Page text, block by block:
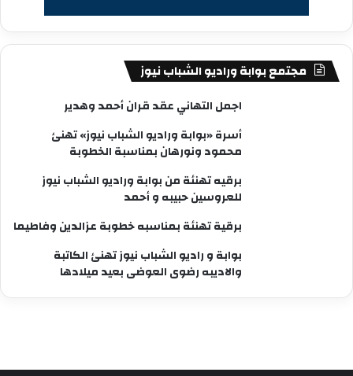
مجتمع بوابة وراديو الشباب نيوز
اجمل التهاني عقد قران أحمد وهدير
أسرة «بوابة وراديو الشباب نيوز» تهنئ
محمود ونورهان بمناسبة الخطوبة
برقيه تهنئة من بوابة وراديو الشباب نيوز
للعروسين حبيبه و أحمد
برقية تهنئة بمناسبه خطوبة عزالدين وفاطيما
بوابة و راديو الشباب نيوز تهنئ الكاتبة
والاديبه رضوى العوضى بعيد ميلادها